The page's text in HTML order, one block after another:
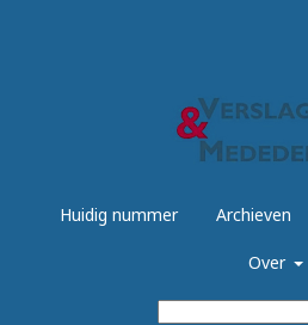
Huidig nummer Archieven
Over